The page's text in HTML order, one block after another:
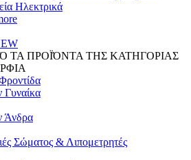
Ηλεκτρικά
ΤΑ ΠΡΟΪΌΝΤΑ ΤΗΣ ΚΑΤΗΓΟΡΙΑΣ
Γυναίκα
Άνδρα
Σώματος & Λιπομετρητές